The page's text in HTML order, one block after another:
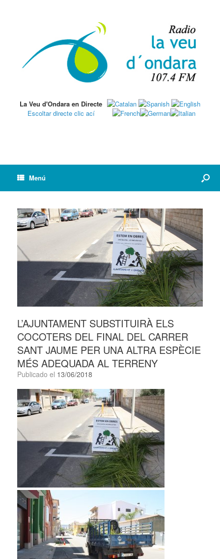
La Veu d'Ondara en Directe
Escoltar directe clic ací
Menú
L’AJUNTAMENT SUBSTITUIRÀ ELS
COCOTERS DEL FINAL DEL CARRER
SANT JAUME PER UNA ALTRA ESPÈCIE
MÉS ADEQUADA AL TERRENY
Publicado el 13/06/2018